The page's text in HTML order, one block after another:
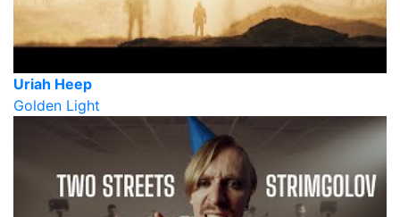
Uriah Heep
Golden Light